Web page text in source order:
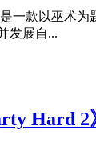
一款以巫术为
发展自...
Hard